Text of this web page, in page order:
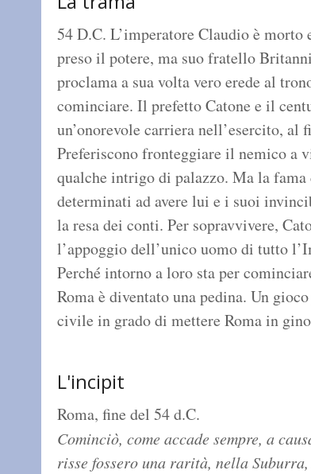
54 D.C. L’imperatore Claudio è
preso il potere, ma suo fratello
proclama a sua volta vero erede al
cominciare. Il prefetto Catone e il
un’onorevole carriera nell’esercito,
Preferiscono fronteggiare il nemico a
qualche intrigo di palazzo. Ma la
determinati ad avere lui e i suoi
la resa dei conti. Per sopravvivere,
l’appoggio dell’unico uomo di tutto
Perché intorno a loro sta per
Roma è diventato una pedina. Un
civile in grado di mettere Roma in
L'incipit
Roma, fine del 54 d.C.
Cominciò, come accade sempre, a
risse fossero una rarità, nella